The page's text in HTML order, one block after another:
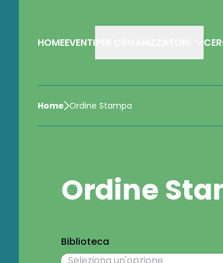
HOMEEVENTI
Home Ordine Stampa
Ordine
Biblioteca